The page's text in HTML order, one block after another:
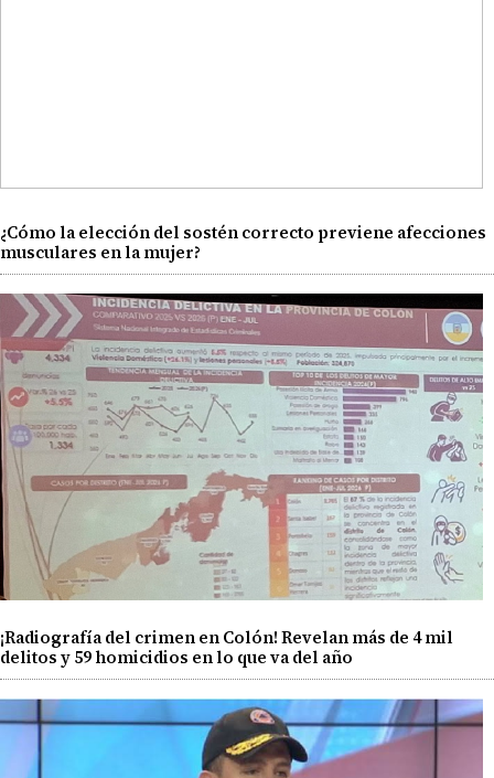
¿Cómo la elección del sostén correcto previene afecciones
musculares en la mujer?
¡Radiografía del crimen en Colón! Revelan más de 4 mil
delitos y 59 homicidios en lo que va del año